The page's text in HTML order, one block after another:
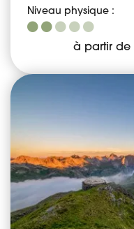
Niveau physique :
à partir de